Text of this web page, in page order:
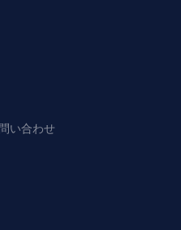
い合わせ